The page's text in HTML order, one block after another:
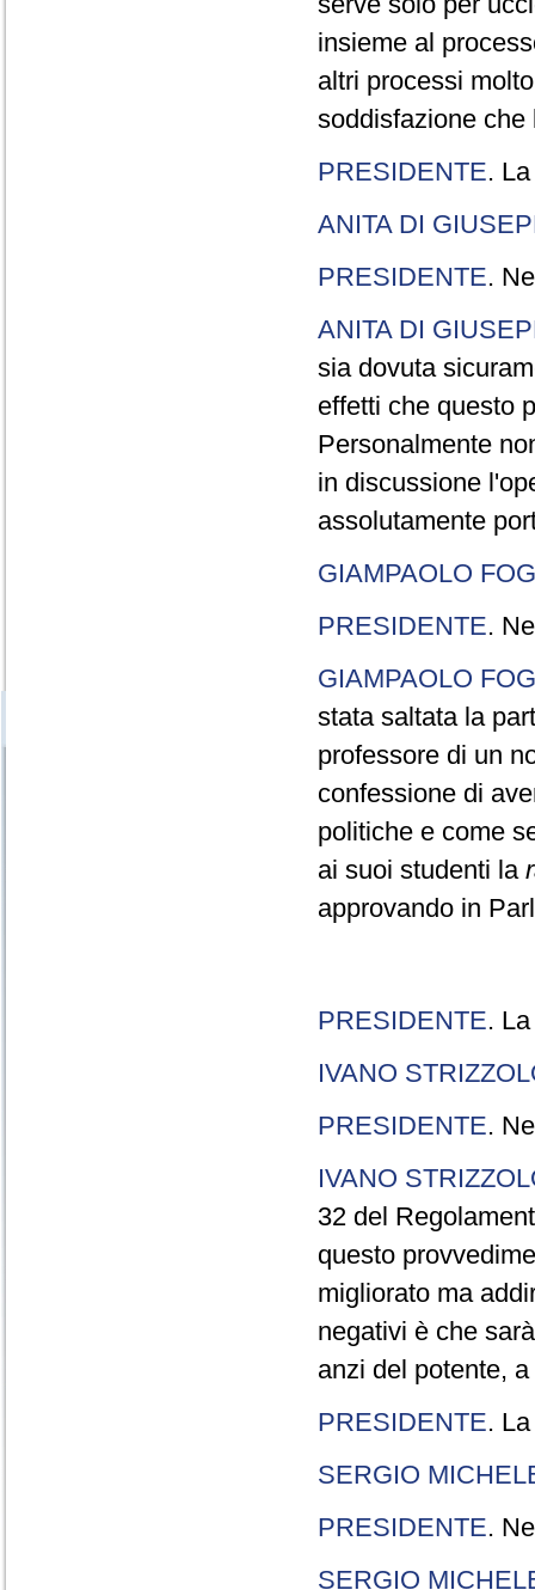
insieme al
altri processi
soddisfazione che
PRESIDENTE.
ANITA DI
PRESIDENTE.
ANITA DI
sia dovuta
effetti che questo
Personalmente
in discussione
assolutamente
GIAMPAOLO
PRESIDENTE.
GIAMPAOLO
stata saltata la
professore di un
confessione di
politiche e come
ai suoi studenti la
approvando in
PRESIDENTE.
IVANO
PRESIDENTE.
IVANO
32 del
questo
migliorato ma
negativi è che
anzi del potente,
PRESIDENTE.
SERGIO
PRESIDENTE.
SERGIO